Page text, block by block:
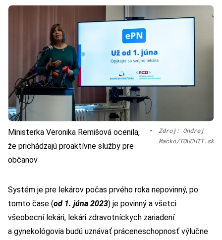
Ministerka Veronika Remišová ocenila,
že prichádzajú proaktívne služby pre
občanov
•
Zdroj: Ondrej
Macko/TOUCHIT.sk
Systém je pre lekárov počas prvého roka nepovinný, po
tomto čase (od 1. júna 2023) je povinný a všetci
všeobecní lekári, lekári zdravotníckych zariadení
a gynekológovia budú uznávať práceneschopnosť výlučne